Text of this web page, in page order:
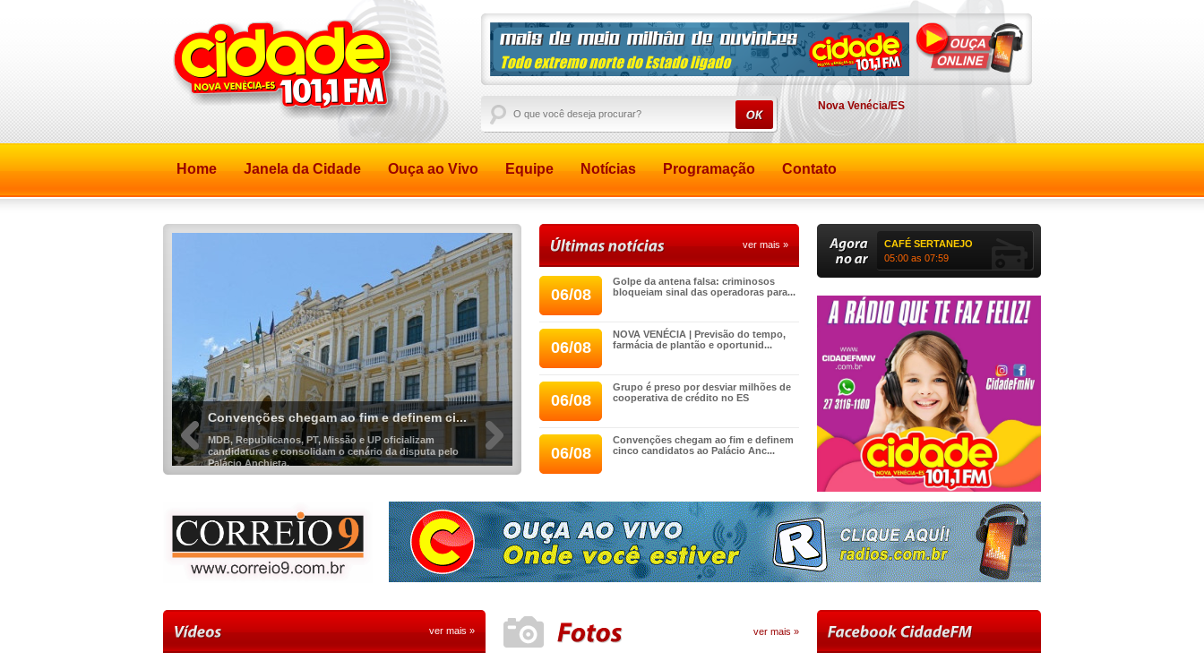
Nova Venécia/ES
Home Janela da Cidade Ouça ao Vivo Equipe Notícias Programação Contato
Convenções chegam ao fim e definem ci...
MDB, Republicanos, PT, Missão e UP oficializam
candidaturas e consolidam o cenário da disputa pelo
Palácio Anchieta.
ver mais »
06/08
Golpe da antena falsa: criminosos
bloqueiam sinal das operadoras para...
06/08
NOVA VENÉCIA | Previsão do tempo,
farmácia de plantão e oportunid...
06/08
Grupo é preso por desviar milhões de
cooperativa de crédito no ES
06/08
Convenções chegam ao fim e definem
cinco candidatos ao Palácio Anc...
CAFÉ SERTANEJO
05:00 as 07:59
ver mais » ver mais »